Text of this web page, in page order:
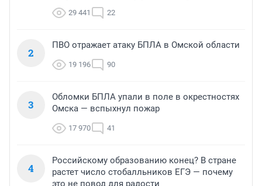
29 441 22
2
ПВО отражает атаку БПЛА в Омской области
19 196 90
3
Обломки БПЛА упали в поле в окрестностях
Омска — вспыхнул пожар
17 970 41
4
Российскому образованию конец? В стране
растет число стобалльников ЕГЭ — почему